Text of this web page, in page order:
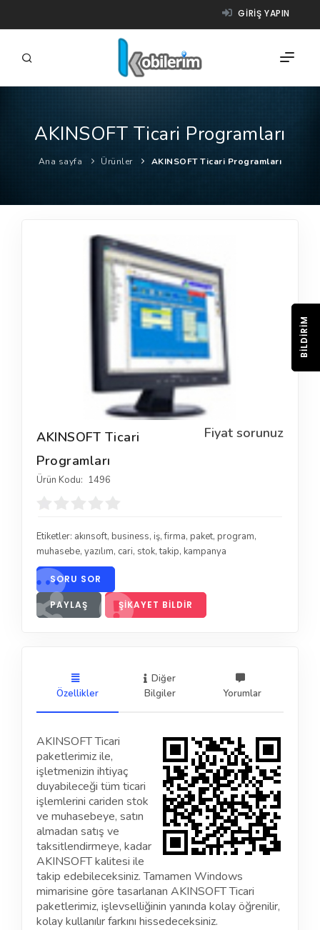
GIRIŞ YAPIN
FIRMALAR
ÜRÜNLER
NASIL ÇALIŞIR?
AKINSOFT Ticari Programları
Ana sayfa Ürünler AKINSOFT Ticari Programları
Fiyat sorunuz
AKINSOFT Ticari
Programları
Ürün Kodu: 1496
Etiketler: akınsoft, business, iş,firma, paket, program,
muhasebe, yazılım, cari, stok,takip, kampanya
SORU SOR
PAYLAŞ ŞIKAYET BILDIR
Özellikler
Diğer
Bilgiler
Yorumlar
AKINSOFT Ticari
paketlerimiz ile,
işletmenizin ihtiyaç
duyabileceği tüm ticari
işlemlerini cariden stok
ve muhasebeye, satın
almadan satış ve
taksitlendirmeye, kadar
AKINSOFT kalitesi ile
takip edebileceksiniz. Tamamen Windows
mimarisine göre tasarlanan AKINSOFT Ticari
paketlerimiz, işlevselliğinin yanında kolay öğrenilir,
kolay kullanılır farkını hissedeceksiniz.
BILDIRIM